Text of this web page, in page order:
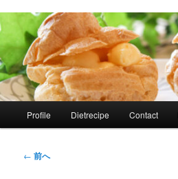
へ
移
動
Profile Dietrecipe Contact
投
← 前へ